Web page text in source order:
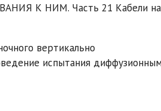
К НИМ. Часть 21 Кабели на
вертикально
испытания